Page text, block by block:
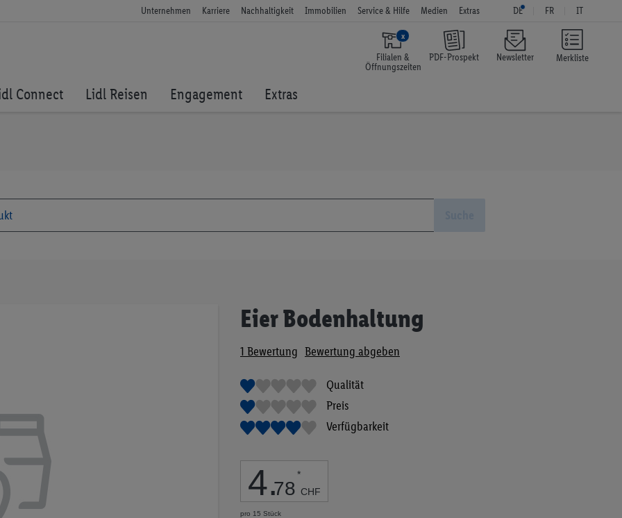
Merkliste
Unternehmen Karriere Nachhaltigkeit Immobilien Service & Hilfe Medien Extras DE FR IT
x
Filialen &
Öffnungszeiten
PDF-Prospekt Newsletter
Connect Lidl Reisen Engagement Extras
Eier Bodenhaltung
1 Bewertung Bewertung abgeben
Qualität
Preis
Verfügbarkeit
4.78
*
CHF
pro 15 Stück
Anfang
Bildgalerie